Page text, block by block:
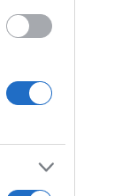
AEC (European
ανώτατη μουσική
μία τέτοια
κοινωνία. Η
η ενσωμάτωσή
μουσική με τον